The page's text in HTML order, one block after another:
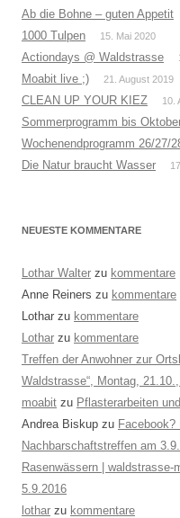
Ab die Bohne – guten Appetit
1000 Tulpen 15. Mai 2020
Actiondays @ Waldstrasse
Moabit live ;) 21. August 2019
CLEAN UP YOUR KIEZ 10.
Sommerprogramm bis
Wochenendprogramm 26/27/
Die Natur braucht Wasser
NEUESTE KOMMENTARE
Lothar Walter zu kommentare
Anne Reiners zu kommentare
Lothar zu kommentare
Lothar zu kommentare
Treffen der Anwohner zur
Waldstrasse“, Montag,
moabit zu Pflasterarbeiten
Andrea Biskup zu
Nachbarschaftstreffen am
Rasenwässern | waldstrasse-
5.9.2016
lothar zu kommentare